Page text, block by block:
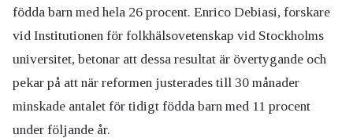
födda barn med hela 26 procent. Enrico Debiasi, forskare
vid Institutionen för folkhälsovetenskap vid Stockholms
universitet, betonar att dessa resultat är övertygande och
pekar på att när reformen justerades till 30 månader
minskade antalet för tidigt födda barn med 11 procent
under följande år.